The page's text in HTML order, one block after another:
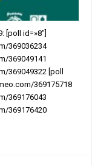
[poll id=»8″]
369036234
369049141
369049322 [poll
369175718
369176043
369176420